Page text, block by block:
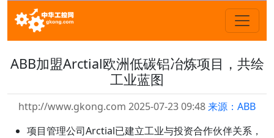
ABB加盟Arctial欧洲低碳铝冶炼项目，共绘
工业蓝图
http://www.gkong.com 2025-07-23 09:48来源：ABB
项目管理公司Arctial已建立工业与投资合作伙伴关系，